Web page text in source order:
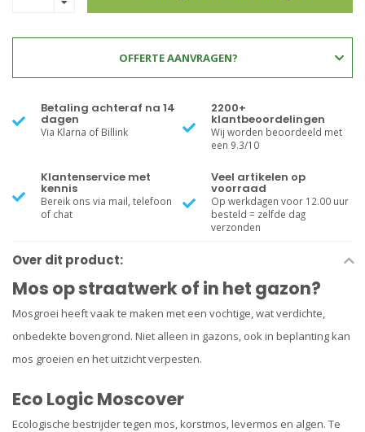
OFFERTE AANVRAGEN?
Betaling achteraf na 14
dagen
Via Klarna of Billink
2200+
klantbeoordelingen
Wij worden beoordeeld met
een 9.3/10
Klantenservice met
kennis
Bereik ons via mail, telefoon
of chat
Veel artikelen op
voorraad
Op werkdagen voor 12.00 uur
besteld = zelfde dag
verzonden
Over dit product:
Mos op straatwerk of in het gazon?
Mosgroei heeft vaak te maken met een vochtige, wat verdichte,
onbedekte bovengrond. Niet alleen in gazons, ook in beplanting kan
mos groeien en het uitzicht verpesten.
Eco Logic Moscover
Ecologische bestrijder tegen mos, korstmos, levermos en algen. Te